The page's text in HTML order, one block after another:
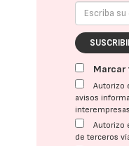
Marcar
Autorizo
avisos
Autorizo
de terceros